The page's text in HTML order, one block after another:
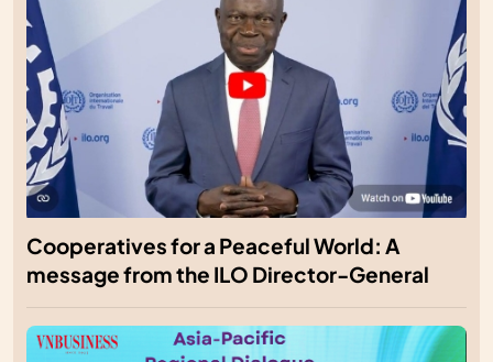
Cooperatives for a Peaceful World: A
message from the ILO Director-General